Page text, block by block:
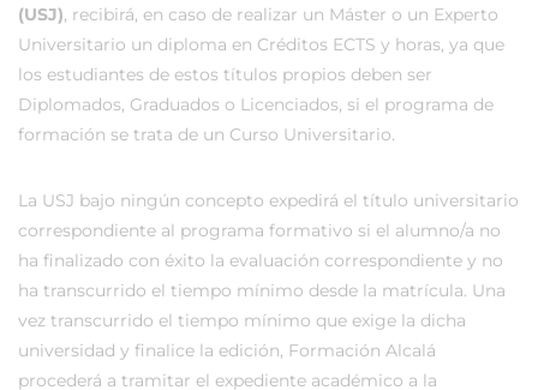
(USJ), recibirá, en caso de realizar un Máster o un Experto
Universitario un diploma en Créditos ECTS y horas, ya que
los estudiantes de estos títulos propios deben ser
Diplomados, Graduados o Licenciados, si el programa de
formación se trata de un Curso Universitario.
La USJ bajo ningún concepto expedirá el título universitario
correspondiente al programa formativo si el alumno/a no
ha finalizado con éxito la evaluación correspondiente y no
ha transcurrido el tiempo mínimo desde la matrícula. Una
vez transcurrido el tiempo mínimo que exige la dicha
universidad y finalice la edición, Formación Alcalá
procederá a tramitar el expediente académico a la